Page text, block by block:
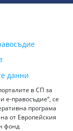
данни
в СП за
е-правосъдие“, се
програма
от Европейския
фонд